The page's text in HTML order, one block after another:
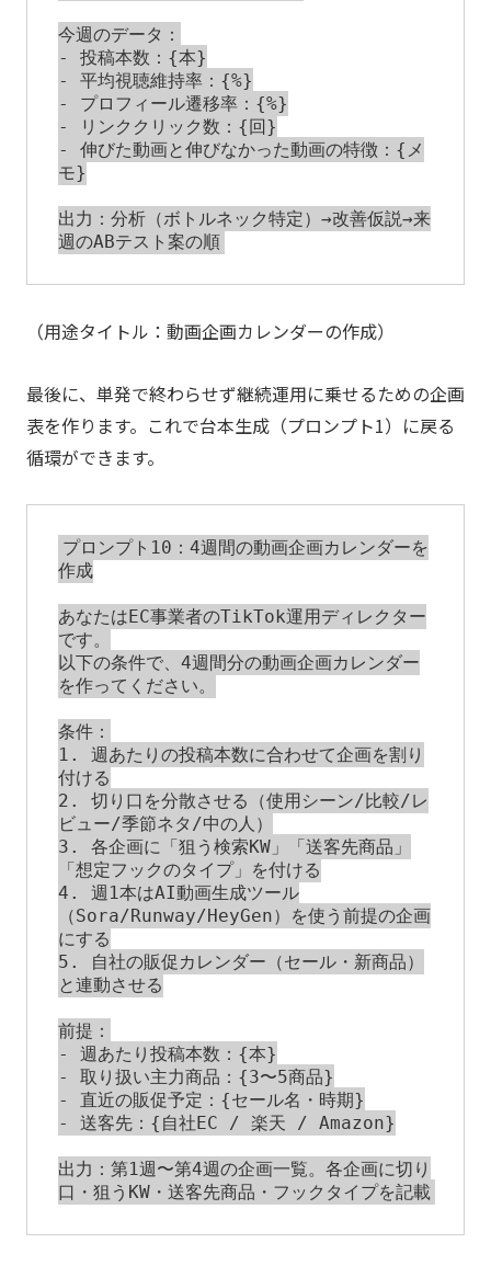
今週のデータ：
- 投稿本数：{本}
- 平均視聴維持率：{%}
- プロフィール遷移率：{%}
- リンククリック数：{回}
- 伸びた動画と伸びなかった動画の特徴：{メ
モ}
出力：分析（ボトルネック特定）→改善仮説→来
週のABテスト案の順
（用途タイトル：動画企画カレンダーの作成）
最後に、単発で終わらせず継続運用に乗せるための企画
表を作ります。これで台本生成（プロンプト1）に戻る
循環ができます。
プロンプト10：4週間の動画企画カレンダーを
作成
あなたはEC事業者のTikTok運用ディレクター
です。
以下の条件で、4週間分の動画企画カレンダー
を作ってください。
条件：
1. 週あたりの投稿本数に合わせて企画を割り
付ける
2. 切り口を分散させる（使用シーン/比較/レ
ビュー/季節ネタ/中の人）
3. 各企画に「狙う検索KW」「送客先商品」
「想定フックのタイプ」を付ける
4. 週1本はAI動画生成ツール
（Sora/Runway/HeyGen）を使う前提の企画
にする
5. 自社の販促カレンダー（セール・新商品）
と連動させる
前提：
- 週あたり投稿本数：{本}
- 取り扱い主力商品：{3〜5商品}
- 直近の販促予定：{セール名・時期}
- 送客先：{自社EC / 楽天 / Amazon}
出力：第1週〜第4週の企画一覧。各企画に切り